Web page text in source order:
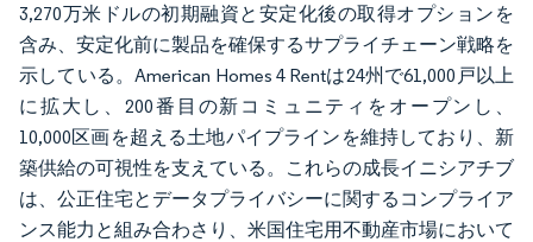
3,270万米ドルの初期融資と安定化後の取得オプションを
含み、安定化前に製品を確保するサプライチェーン戦略を
示している。American Homes 4 Rentは24州で61,000戸以上
に拡大し、200番目の新コミュニティをオープンし、
10,000区画を超える土地パイプラインを維持しており、新
築供給の可視性を支えている。これらの成長イニシアチブ
は、公正住宅とデータプライバシーに関するコンプライア
ンス能力と組み合わさり、米国住宅用不動産市場において